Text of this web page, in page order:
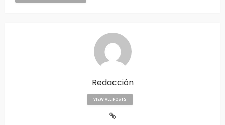
Redacción
VIEW ALL POSTS